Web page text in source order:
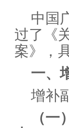
中国
过了《
案》，
一、
增补
（